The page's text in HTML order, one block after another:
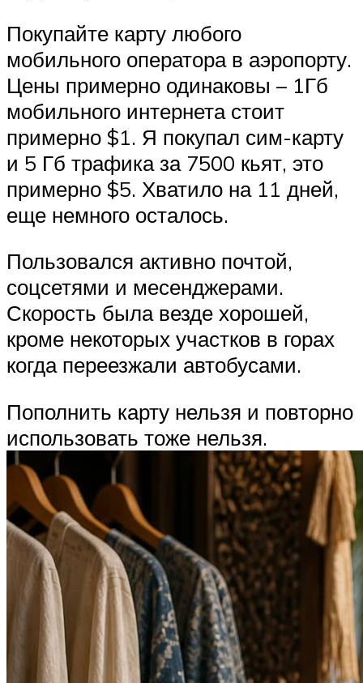
Покупайте карту любого
мобильного оператора в аэропорту.
Цены примерно одинаковы – 1Гб
мобильного интернета стоит
примерно $1. Я покупал сим-карту
и 5 Гб трафика за 7500 кьят, это
примерно $5. Хватило на 11 дней,
еще немного осталось.
Пользовался активно почтой,
соцсетями и месенджерами.
Скорость была везде хорошей,
кроме некоторых участков в горах
когда переезжали автобусами.
Пополнить карту нельзя и повторно
использовать тоже нельзя.